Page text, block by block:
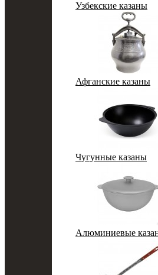
Узбекские казаны
Афганские казаны
Чугунные казаны
Алюминиевые